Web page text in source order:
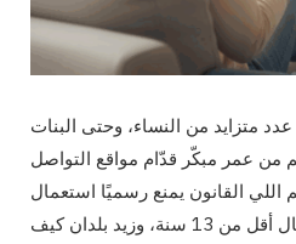
متزايد من النساء، وحتى البنات
من عمر مبكّر قدّام مواقع التواصل
اللي القانون يمنع رسميًا استعمال
الشبكات الاجتماعية للأطفال أقل من 13 سنة، وزيد بلدان كيف